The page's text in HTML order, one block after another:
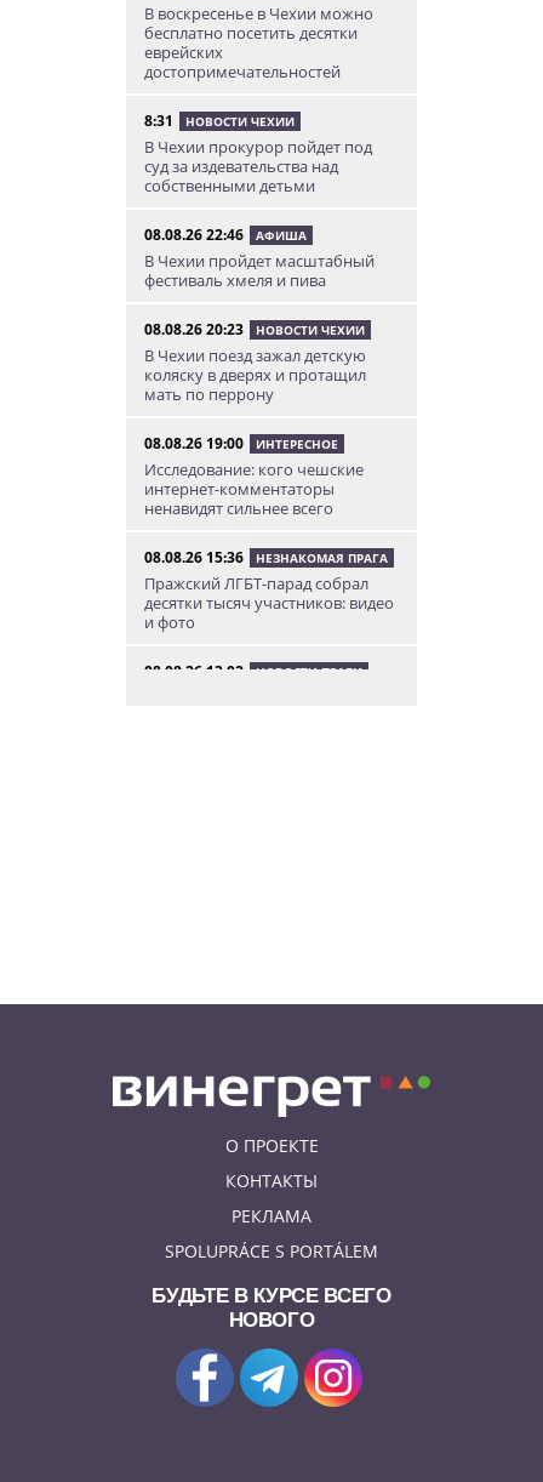
В воскресенье в Чехии можно
бесплатно посетить десятки
еврейских
достопримечательностей
8:31 НОВОСТИ ЧЕХИИ
В Чехии прокурор пойдет под
суд за издевательства над
собственными детьми
08.08.26 22:46 АФИША
В Чехии пройдет масштабный
фестиваль хмеля и пива
08.08.26 20:23 НОВОСТИ ЧЕХИИ
В Чехии поезд зажал детскую
коляску в дверях и протащил
мать по перрону
08.08.26 19:00 ИНТЕРЕСНОЕ
Исследование: кого чешские
интернет-комментаторы
ненавидят сильнее всего
08.08.26 15:36 НЕЗНАКОМАЯ ПРАГА
Пражский ЛГБТ-парад собрал
десятки тысяч участников: видео
и фото
08.08.26 13:02 НОВОСТИ ПРАГИ
О ПРОЕКТЕ
КОНТАКТЫ
РЕКЛАМА
SPOLUPRÁCE S PORTÁLEM
БУДЬТЕ В КУРСЕ ВСЕГО
НОВОГО